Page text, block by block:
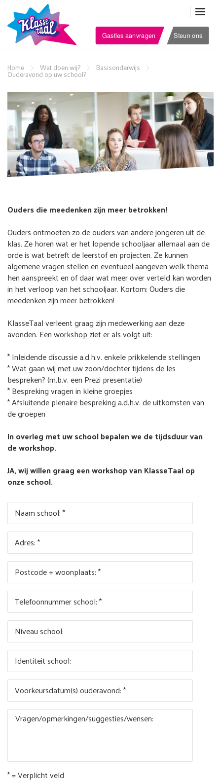
Gastles aanvragen Steun ons
Home Wat doen wij? Basisonderwijs
Ouderavond op uw school?
Ouders die meedenken zijn meer betrokken!
Ouders ontmoeten zo de ouders van andere jongeren uit de
klas. Ze horen wat er het lopende schooljaar allemaal aan de
orde is wat betreft de leerstof en projecten. Ze kunnen
algemene vragen stellen en eventueel aangeven welk thema
hen aanspreekt en of daar wat meer over verteld kan worden
in het verloop van het schooljaar. Kortom: Ouders die
meedenken zijn meer betrokken!
KlasseTaal verleent graag zijn medewerking aan deze
avonden. Een workshop ziet er als volgt uit:
* Inleidende discussie a.d.h.v. enkele prikkelende stellingen
* Wat gaan wij met uw zoon/dochter tijdens de les
bespreken? (m.b.v. een Prezi presentatie)
* Bespreking vragen in kleine groepjes
* Afsluitende plenaire bespreking a.d.h.v. de uitkomsten van
de groepen
In overleg met uw school bepalen we de tijdsduur van
de workshop.
JA, wij willen graag een workshop van KlasseTaal op
onze school.
Naam school: *
Adres: *
Postcode + woonplaats: *
Telefoonnummer school: *
Niveau school:
Identiteit school:
Voorkeursdatum(s) ouderavond: *
Vragen/opmerkingen/suggesties/wensen:
* = Verplicht veld